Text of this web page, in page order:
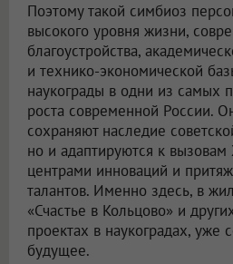
Поэтому такой симбиоз
высокого уровня жизни,
благоустройства,
и технико-экономической
наукограды в одни из самых
роста современной России.
сохраняют наследие
но и адаптируются к вызовам
центрами инноваций и
талантов. Именно здесь, в
«Счастье в Кольцово» и
проектах в наукоградах, уже
будущее.